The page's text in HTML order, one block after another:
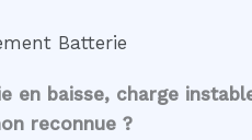
Batterie
en baisse, charge
reconnue ?